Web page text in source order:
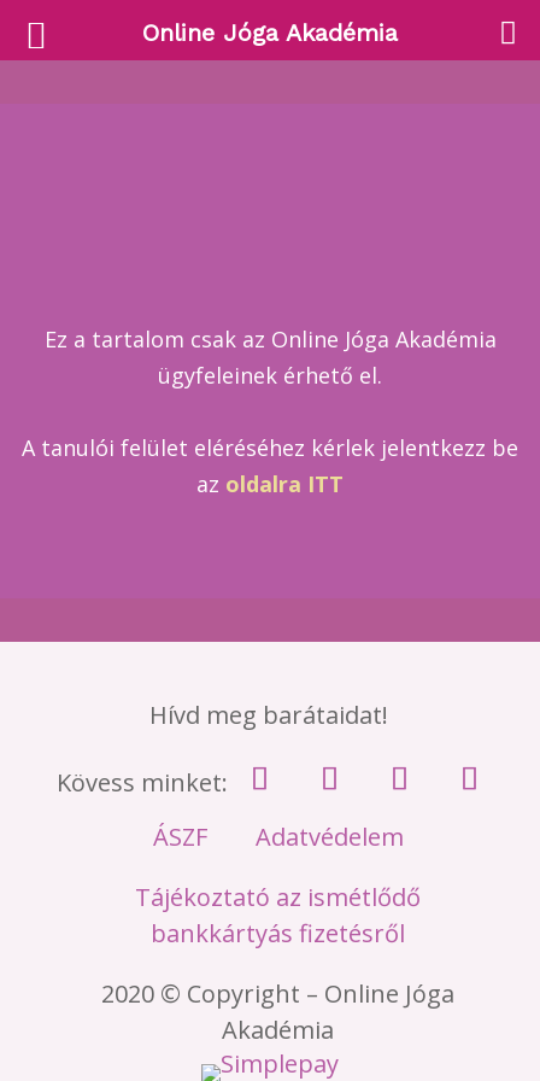
Ez a tartalom csak az Online Jóga Akadémia
ügyfeleinek érhető el.
A tanulói felület eléréséhez kérlek jelentkezz be
az oldalra ITT
Hívd meg barátaidat!
Kövess minket:
ÁSZF
Adatvédelem
Tájékoztató az ismétlődő
bankkártyás fizetésről
2020 © Copyright – Online Jóga
Akadémia
Online Jóga Akadémia